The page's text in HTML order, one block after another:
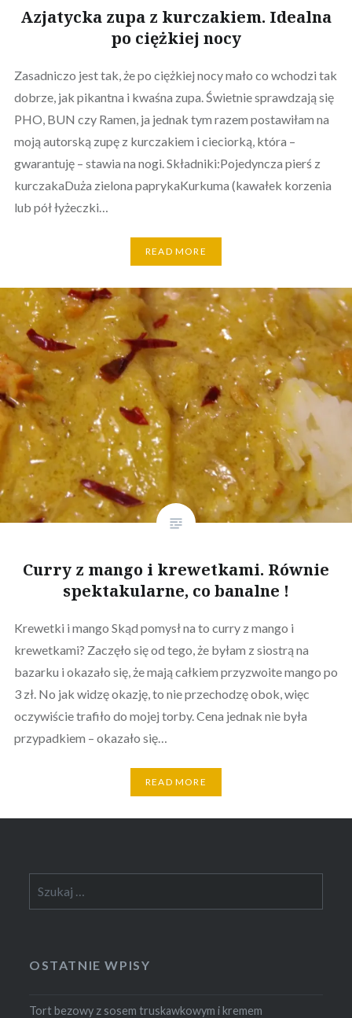
Azjatycka zupa z kurczakiem. Idealna
po ciężkiej nocy
Zasadniczo jest tak, że po ciężkiej nocy mało co wchodzi tak
dobrze, jak pikantna i kwaśna zupa. Świetnie sprawdzają się
PHO, BUN czy Ramen, ja jednak tym razem postawiłam na
moją autorską zupę z kurczakiem i cieciorką, która –
gwarantuję – stawia na nogi. Składniki:Pojedyncza pierś z
kurczakaDuża zielona paprykaKurkuma (kawałek korzenia
lub pół łyżeczki…
READ MORE
Curry z mango i krewetkami. Równie
spektakularne, co banalne !
Krewetki i mango Skąd pomysł na to curry z mango i
krewetkami? Zaczęło się od tego, że byłam z siostrą na
bazarku i okazało się, że mają całkiem przyzwoite mango po
3 zł. No jak widzę okazję, to nie przechodzę obok, więc
oczywiście trafiło do mojej torby. Cena jednak nie była
przypadkiem – okazało się…
READ MORE
OSTATNIE WPISY
Tort bezowy z sosem truskawkowym i kremem